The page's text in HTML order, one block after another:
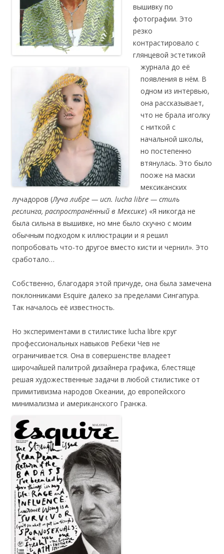
вышивку по
фотографии. Это
резко
контрастировало с
глянцевой эстетикой
журнала до её
появления в нём. В
одном из интервью,
она рассказывает,
что не брала иголку
с ниткой с
начальной школы,
но постепенно
втянулась. Это было
пооже на маски
мексиканских
лучадоров (Луча либре — исп. lucha libre — стиль
реслинга, распространённый в Мексике) «Я никогда не
была сильна в вышивке, но мне было скучно с моим
обычным подходом к иллюстрации и я решил
попробовать что-то другое вместо кисти и чернил». Это
сработало…
Собственно, благодаря этой причуде, она была замечена
поклонниками Esquire далеко за пределами Сингапура.
Так началось её известность.
Но экспериментами в стилистике lucha libre круг
профессиональных навыков Ребеки Чев не
ограничивается. Она в совершенстве владеет
широчайшей палитрой дизайнера графика, блестяще
решая художественные задачи в любой стилистике от
примитивизма народов Океании, до европейского
минимализма и американского Гранжа.